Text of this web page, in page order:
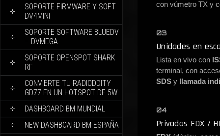
SOPORTE FIRMWARE Y SOFT
DV4MINI
SOPORTE SOFTWARE BLUEDV
– DVMEGA
SOPORTE OPENSPOT SHARK
RF
CONVIERTE TU RADIODDITY
GD77 EN UN HOTSPOT DE 5W
DASHBOARD BM MUNDIAL
NEW DASHBOARD BM ESPAÑA
con vúmetro TX y
03
Unidades en
Lista en vivo con
terminal, con
SDS y llamada
04
Privadas FDX /